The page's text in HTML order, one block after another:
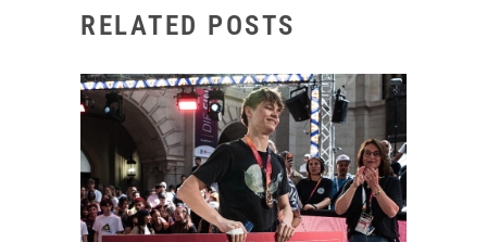
RELATED POSTS